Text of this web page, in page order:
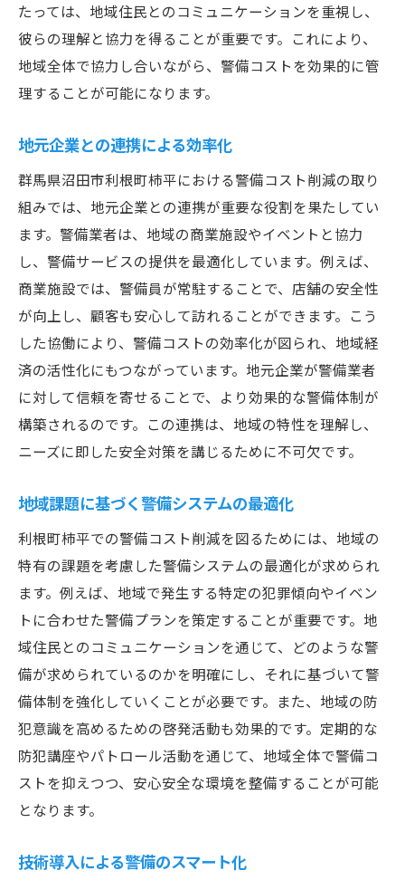
地域社会との連携で実現する効率化
住民参加型の警備システム
コスト管理における透明性の確保
安全第一の警備体制でコストを抑える
リソースの最適化で効率的な警備を実現
地域の安全意識を育てる活動の推進
予防策を重視したコスト管理の方法
地域特性に応じた柔軟なコスト管理
新しい警備体制の導入で地域の安全を確保する
柔軟な配置で警備の質を向上
地域ニーズに適した警備計画の展開
地域住民参加型の安全確保システム
地域の安全を高める新しい警備手法
警備と地域コミュニティの連携で実現する効果
的なコスト削減
地域の協力を得た警備コスト削減策
コミュニティ主導の警備活動の推進
地域イベントでの共同警備体制
地域特性に応じたコスト削減のアイデア
相互理解による警備効率の向上
地域特有の課題に対応した警備手法とコスト管
理の重要性
地形や環境を考慮したコスト管理
たっては、地域住民とのコミュニケーションを重視し、
彼らの理解と協力を得ることが重要です。これにより、
地域全体で協力し合いながら、警備コストを効果的に管
理することが可能になります。
地元企業との連携による効率化
群馬県沼田市利根町柿平における警備コスト削減の取り
組みでは、地元企業との連携が重要な役割を果たしてい
ます。警備業者は、地域の商業施設やイベントと協力
し、警備サービスの提供を最適化しています。例えば、
商業施設では、警備員が常駐することで、店舗の安全性
が向上し、顧客も安心して訪れることができます。こう
した協働により、警備コストの効率化が図られ、地域経
済の活性化にもつながっています。地元企業が警備業者
に対して信頼を寄せることで、より効果的な警備体制が
構築されるのです。この連携は、地域の特性を理解し、
ニーズに即した安全対策を講じるために不可欠です。
地域課題に基づく警備システムの最適化
利根町柿平での警備コスト削減を図るためには、地域の
特有の課題を考慮した警備システムの最適化が求められ
ます。例えば、地域で発生する特定の犯罪傾向やイベン
トに合わせた警備プランを策定することが重要です。地
域住民とのコミュニケーションを通じて、どのような警
備が求められているのかを明確にし、それに基づいて警
備体制を強化していくことが必要です。また、地域の防
犯意識を高めるための啓発活動も効果的です。定期的な
防犯講座やパトロール活動を通じて、地域全体で警備コ
ストを抑えつつ、安心安全な環境を整備することが可能
となります。
技術導入による警備のスマート化